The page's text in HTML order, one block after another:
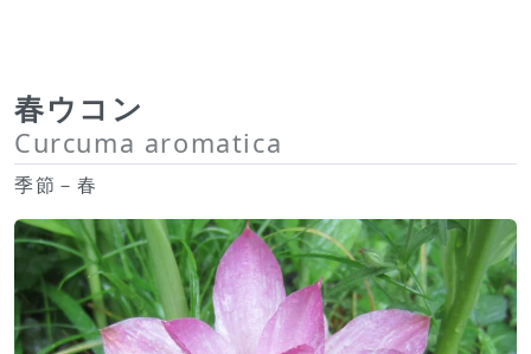
春ウコン
Curcuma aromatica
季節－春